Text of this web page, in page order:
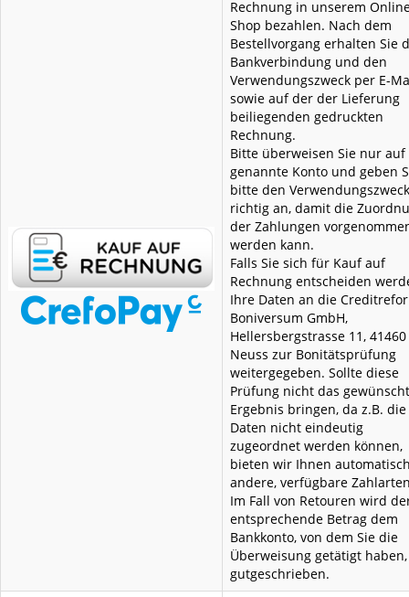
Rechnung in unserem
Shop bezahlen. Nach dem
Bestellvorgang erhalten Sie
Bankverbindung und den
Verwendungszweck per E-
sowie auf der der Lieferung
beiliegenden gedruckten
Rechnung.
Bitte überweisen Sie nur auf
genannte Konto und geben
bitte den Verwendungszweck
richtig an, damit die
der Zahlungen
werden kann.
Falls Sie sich für Kauf auf
Rechnung entscheiden
Ihre Daten an die
Boniversum GmbH,
Hellersbergstrasse 11, 41460
Neuss zur Bonitätsprüfung
weitergegeben. Sollte diese
Prüfung nicht das
Ergebnis bringen, da z.B. die
Daten nicht eindeutig
zugeordnet werden können,
bieten wir Ihnen
andere, verfügbare
Im Fall von Retouren wird
entsprechende Betrag dem
Bankkonto, von dem Sie die
Überweisung getätigt haben,
gutgeschrieben.